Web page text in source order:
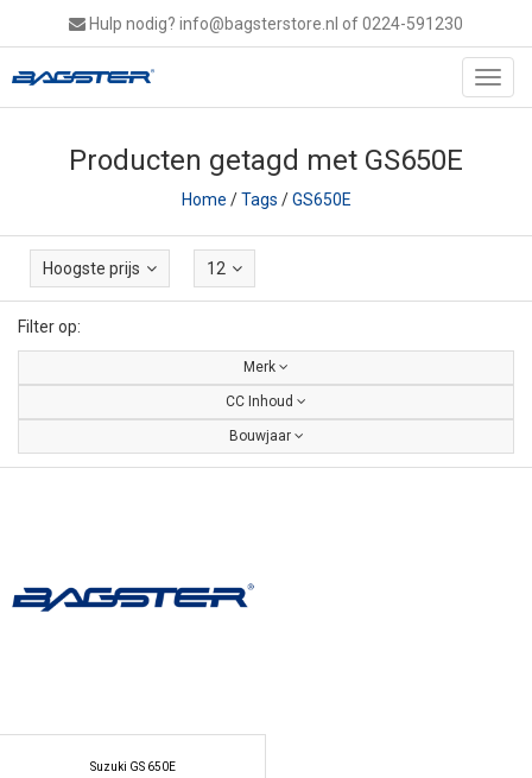
Hulp nodig? info@bagsterstore.nl of 0224-591230
Producten getagd met GS650E
Home /Tags /GS650E
Hoogste prijs 12
Filter op:
Merk
CC Inhoud
Bouwjaar
Suzuki GS 650E